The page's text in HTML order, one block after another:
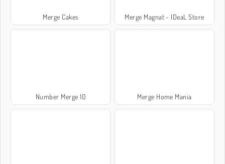
Merge Cakes Merge Magnat - IDeaL Store
Number Merge 10 Merge Home Mania